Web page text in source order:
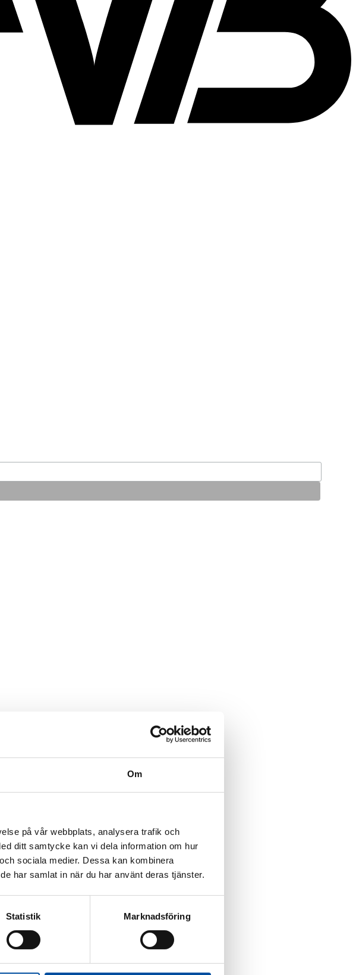
Om
på vår webbplats, analysera trafik och
ditt samtycke kan vi dela information om hur
sociala medier. Dessa kan kombinera
har samlat in när du har använt deras tjänster.
Statistik Marknadsföring